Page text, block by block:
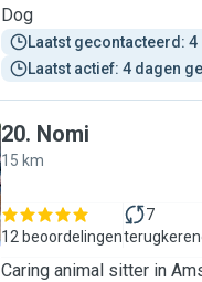
Dog
Laatst gecontacteerd:
Laatst actief: 4 dagen
20. Nomi
15 km
12 beoordelingen
7
Caring animal sitter in